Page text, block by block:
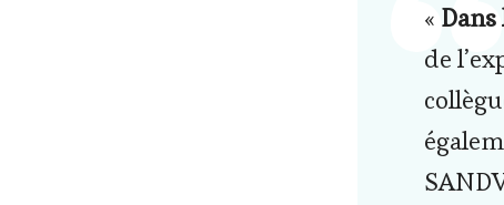
«
de